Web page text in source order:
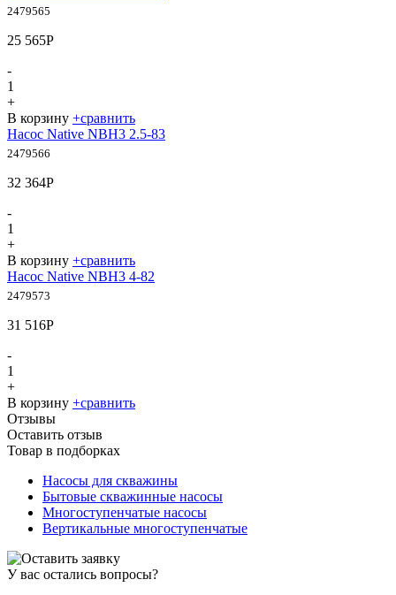
2479565
25 565Р
-
1
+
В корзину +сравнить
Насос Native NBH3 2.5-83
2479566
32 364Р
-
1
+
В корзину +сравнить
Насос Native NBH3 4-82
2479573
31 516Р
-
1
+
В корзину +сравнить
Отзывы
Оставить отзыв
Товар в подборках
Насосы для скважины
Бытовые скважинные насосы
Многоступенчатые насосы
Вертикальные многоступенчатые
У вас остались вопросы?